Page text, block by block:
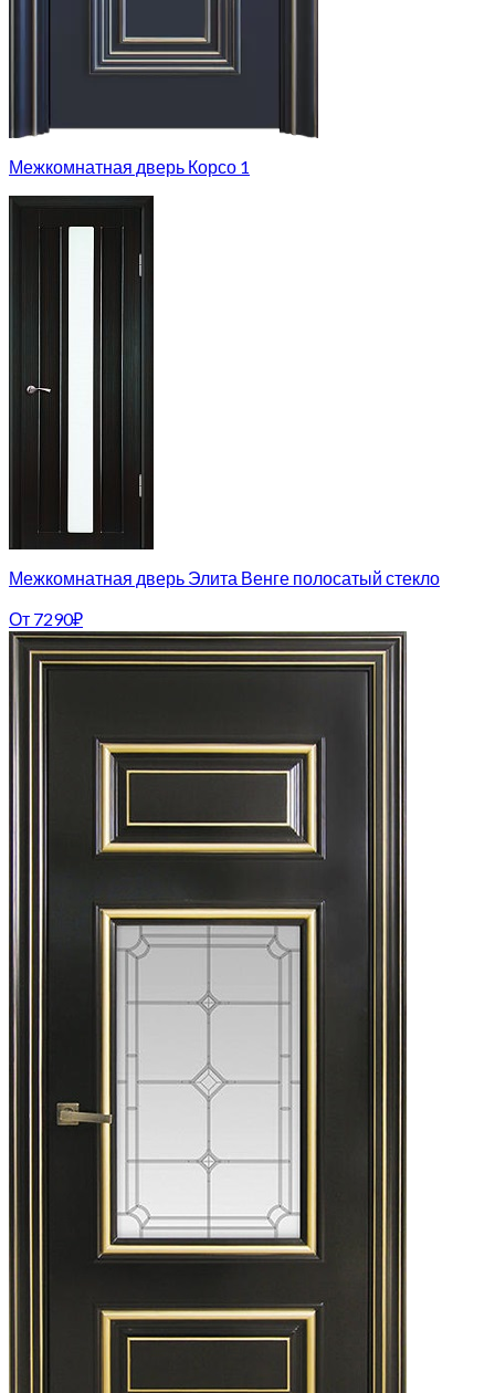
Межкомнатная дверь Корсо 1
Межкомнатная дверь Элита Венге полосатый стекло
От 7290₽